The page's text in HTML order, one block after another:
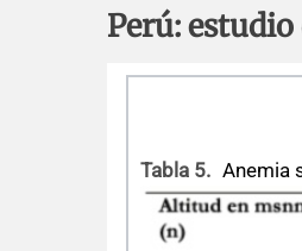
Perú:
Tabla 5. Anemia